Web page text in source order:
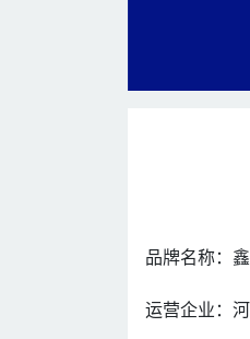
品牌名称：
运营企业：